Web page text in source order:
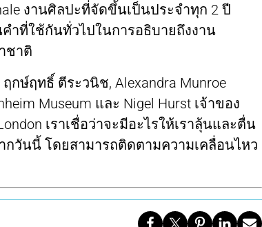
งานศิลปะที่จัดขึ้นเป็นประจำทุก 2 ปี
ำที่ใช้กันทั่วไปในการอธิบายถึงงาน
ชาติ
ษ์ฤทธิ์ ตีระวนิช, Alexandra Munroe
Museum และ Nigel Hurst เจ้าของ
เราเชื่อว่าจะมีอะไรให้เราลุ้นและตื่น
กวันนี้ โดยสามารถติดตามความเคลื่อนไหว